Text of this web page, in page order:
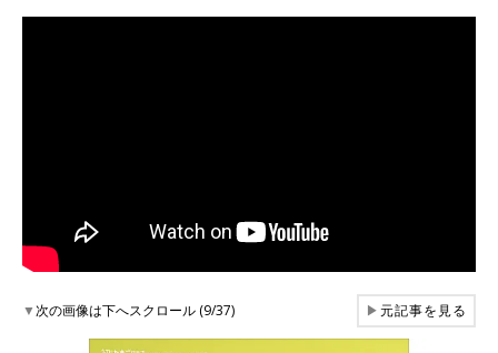
▼次の画像は下へスクロール (9/37) ▶元記事を見る